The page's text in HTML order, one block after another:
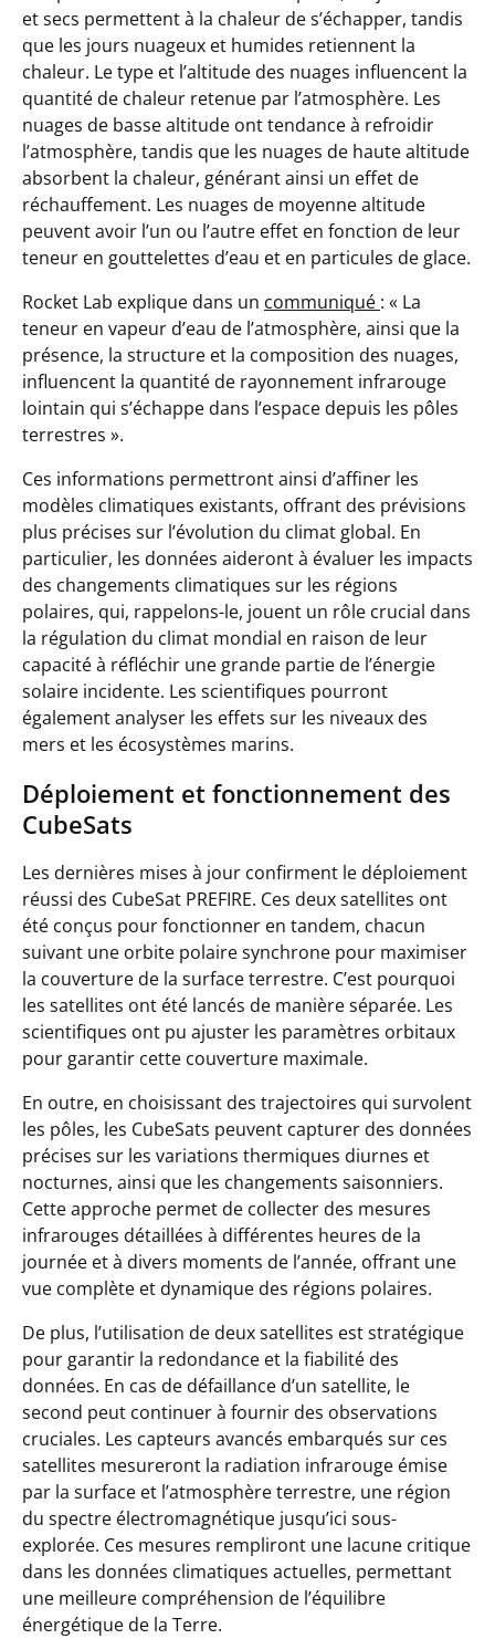
et secs permettent à la chaleur de s’échapper, tandis
que les jours nuageux et humides retiennent la
chaleur. Le type et l’altitude des nuages influencent la
quantité de chaleur retenue par l’atmosphère. Les
nuages de basse altitude ont tendance à refroidir
l’atmosphère, tandis que les nuages de haute altitude
absorbent la chaleur, générant ainsi un effet de
réchauffement. Les nuages de moyenne altitude
peuvent avoir l’un ou l’autre effet en fonction de leur
teneur en gouttelettes d’eau et en particules de glace.
Rocket Lab explique dans un communiqué : « La
teneur en vapeur d’eau de l’atmosphère, ainsi que la
présence, la structure et la composition des nuages,
influencent la quantité de rayonnement infrarouge
lointain qui s’échappe dans l’espace depuis les pôles
terrestres ».
Ces informations permettront ainsi d’affiner les
modèles climatiques existants, offrant des prévisions
plus précises sur l’évolution du climat global. En
particulier, les données aideront à évaluer les impacts
des changements climatiques sur les régions
polaires, qui, rappelons-le, jouent un rôle crucial dans
la régulation du climat mondial en raison de leur
capacité à réfléchir une grande partie de l’énergie
solaire incidente. Les scientifiques pourront
également analyser les effets sur les niveaux des
mers et les écosystèmes marins.
Déploiement et fonctionnement des
CubeSats
Les dernières mises à jour confirment le déploiement
réussi des CubeSat PREFIRE. Ces deux satellites ont
été conçus pour fonctionner en tandem, chacun
suivant une orbite polaire synchrone pour maximiser
la couverture de la surface terrestre. C’est pourquoi
les satellites ont été lancés de manière séparée. Les
scientifiques ont pu ajuster les paramètres orbitaux
pour garantir cette couverture maximale.
En outre, en choisissant des trajectoires qui survolent
les pôles, les CubeSats peuvent capturer des données
précises sur les variations thermiques diurnes et
nocturnes, ainsi que les changements saisonniers.
Cette approche permet de collecter des mesures
infrarouges détaillées à différentes heures de la
journée et à divers moments de l’année, offrant une
vue complète et dynamique des régions polaires.
De plus, l’utilisation de deux satellites est stratégique
pour garantir la redondance et la fiabilité des
données. En cas de défaillance d’un satellite, le
second peut continuer à fournir des observations
cruciales. Les capteurs avancés embarqués sur ces
satellites mesureront la radiation infrarouge émise
par la surface et l’atmosphère terrestre, une région
du spectre électromagnétique jusqu’ici sous-
explorée. Ces mesures rempliront une lacune critique
dans les données climatiques actuelles, permettant
une meilleure compréhension de l’équilibre
énergétique de la Terre.